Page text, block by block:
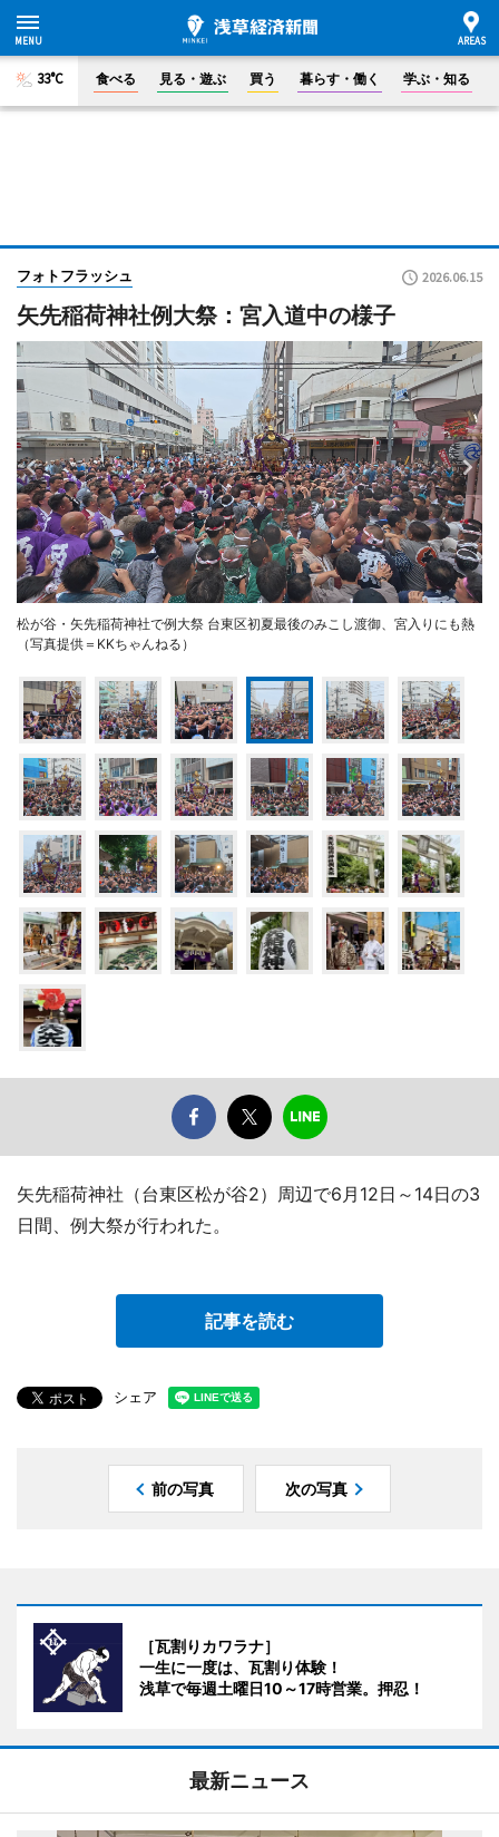
33°C 食べる 見る・遊ぶ 買う 暮らす・働く 学ぶ・知る
フォトフラッシュ 2026.06.15
矢先稲荷神社例大祭：宮入道中の様子
松が谷・矢先稲荷神社で例大祭 台東区初夏最後のみこし渡御、宮入りにも熱
（写真提供＝KKちゃんねる）
矢先稲荷神社（台東区松が谷2）周辺で6月12日～14日の3
日間、例大祭が行われた。
記事を読む
シェア
前の写真 次の写真
［瓦割りカワラナ］
一生に一度は、瓦割り体験！
浅草で毎週土曜日10～17時営業。押忍！
最新ニュース